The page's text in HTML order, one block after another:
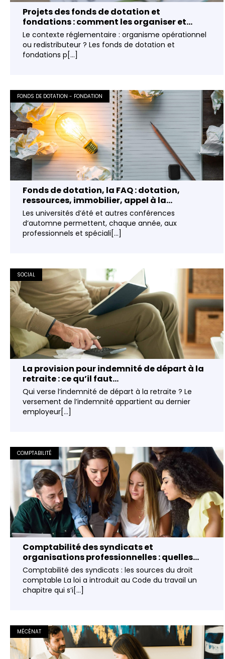
Projets des fonds de dotation et
fondations : comment les organiser et...
Le contexte réglementaire : organisme opérationnel
ou redistributeur ? Les fonds de dotation et
fondations p[...]
FONDS DE DOTATION - FONDATION
Fonds de dotation, la FAQ : dotation,
ressources, immobilier, appel à la...
Les universités d’été et autres conférences
d’automne permettent, chaque année, aux
professionnels et spéciali[...]
SOCIAL
La provision pour indemnité de départ à la
retraite : ce qu’il faut...
Qui verse l’indemnité de départ à la retraite ? Le
versement de l’indemnité appartient au dernier
employeur[...]
COMPTABILITÉ
Comptabilité des syndicats et
organisations professionnelles : quelles...
Comptabilité des syndicats : les sources du droit
comptable La loi a introduit au Code du travail un
chapitre qui s’i[...]
MÉCÉNAT